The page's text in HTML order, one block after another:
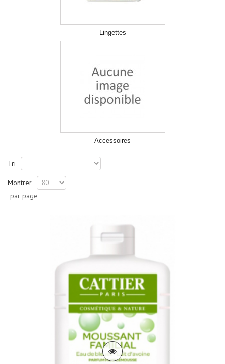
Lingettes
Accessoires
Tri
Montrer
par page